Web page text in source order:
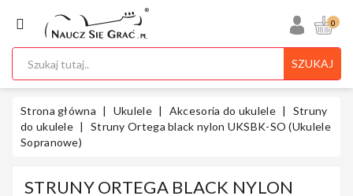
KATEGORIA
Ukulele
0
SZUKAJ
Strona główna Ukulele Akcesoria do ukulele
Struny
do ukulele
Struny Ortega black nylon UKSBK-SO (Ukulele
Sopranowe)
STRUNY ORTEGA BLACK NYLON